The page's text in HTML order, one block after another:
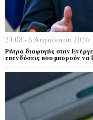
21:03 - 6 Αυγούστου 2026
Ρήτρα διαφυγής στην
επενδύσεις που μπορούν να